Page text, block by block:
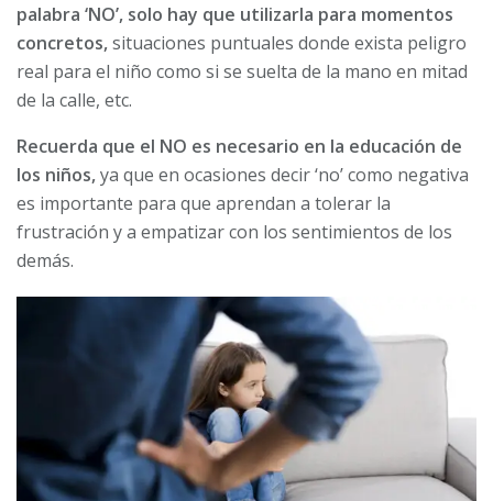
palabra ‘NO’, solo hay que utilizarla para momentos
concretos,situaciones puntuales donde exista peligro
real para el niño como si se suelta de la mano en mitad
de la calle, etc.
Recuerda que el NO es necesario en la educación de
los niños,ya que en ocasiones decir ‘no’ como negativa
es importante para que aprendan a tolerar la
frustración y a empatizar con los sentimientos de los
demás.